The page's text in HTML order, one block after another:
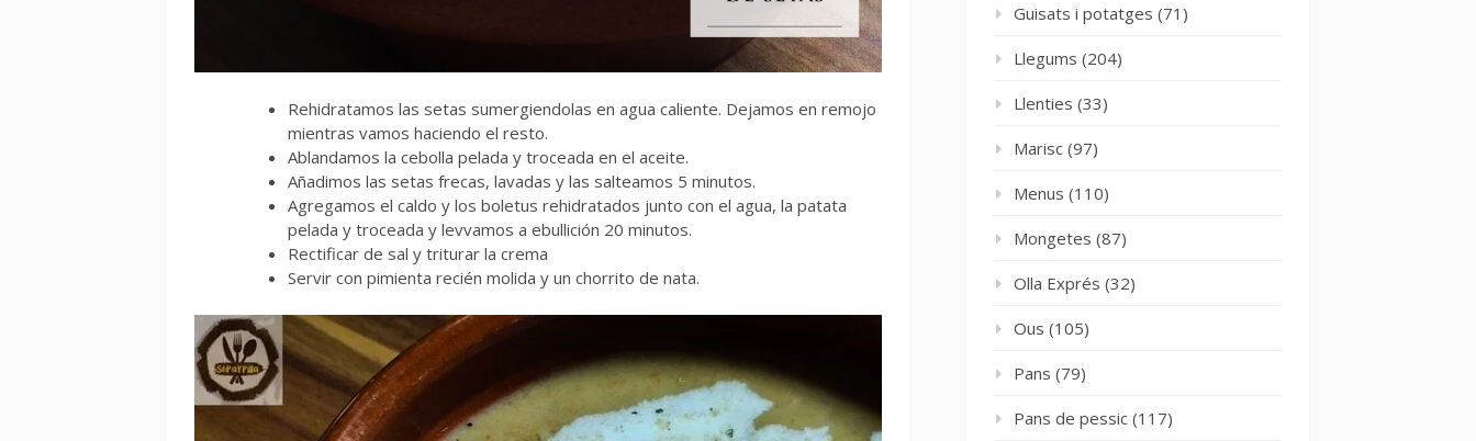
Rehidratamos las setas sumergiendolas en agua caliente. Dejamos en remojo
mientras vamos haciendo el resto.
Ablandamos la cebolla pelada y troceada en el aceite.
Añadimos las setas frecas, lavadas y las salteamos 5 minutos.
Agregamos el caldo y los boletus rehidratados junto con el agua, la patata
pelada y troceada y levvamos a ebullición 20 minutos.
Rectificar de sal y triturar la crema
Servir con pimienta recién molida y un chorrito de nata.
Guisats i potatges (71)
Llegums (204)
Llenties (33)
Marisc (97)
Menus (110)
Mongetes (87)
Olla Exprés (32)
Ous (105)
Pans (79)
Pans de pessic (117)